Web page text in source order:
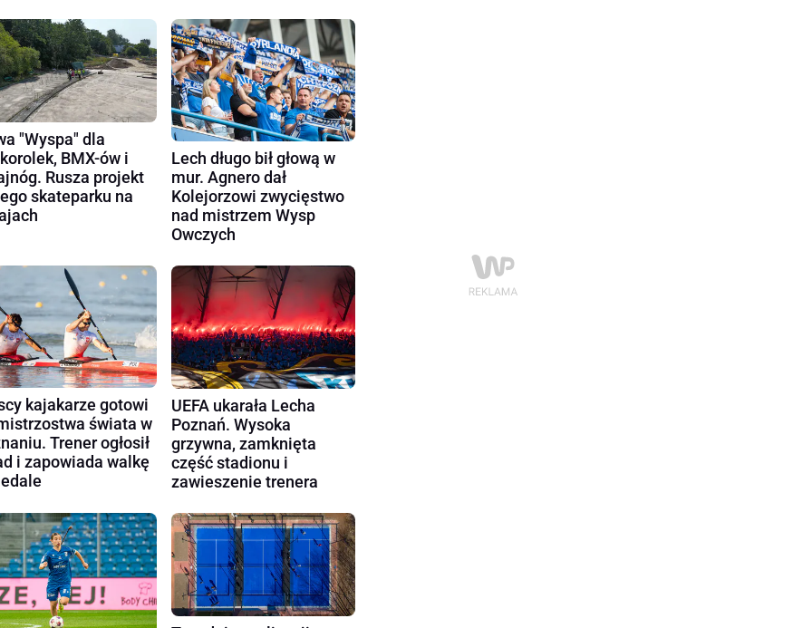
"Wyspa" dla
BMX-ów i
Rusza projekt
skateparku na
Lech długo bił głową w
mur. Agnero dał
Kolejorzowi zwycięstwo
nad mistrzem Wysp
Owczych
kajakarze gotowi
świata w
Trener ogłosił
i zapowiada walkę
UEFA ukarała Lecha
Poznań. Wysoka
grzywna, zamknięta
część stadionu i
zawieszenie trenera